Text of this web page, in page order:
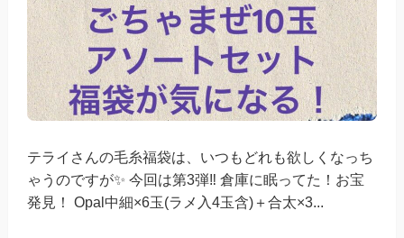
テライさんの毛糸福袋は、いつもどれも欲しくなっち
ゃうのですが✨ 今回は第3弾‼️ 倉庫に眠ってた！お宝
発見！ Opal中細×6玉(ラメ入4玉含)＋合太×3...